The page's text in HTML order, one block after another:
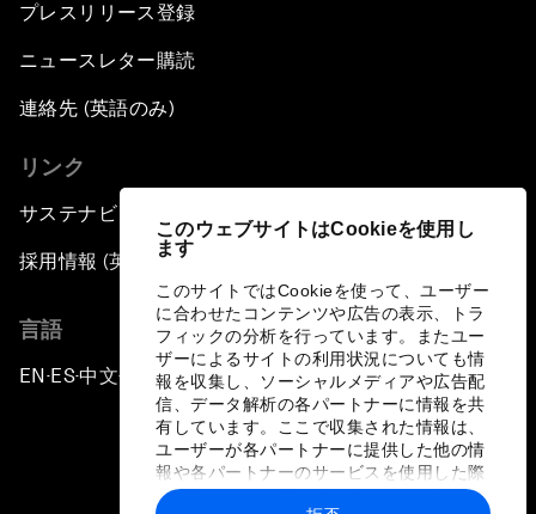
このウェブサイトはCookieを使用し
ます
このサイトではCookieを使って、ユーザー
に合わせたコンテンツや広告の表示、トラ
フィックの分析を行っています。またユー
ザーによるサイトの利用状況についても情
報を収集し、ソーシャルメディアや広告配
信、データ解析の各パートナーに情報を共
有しています。ここで収集された情報は、
ユーザーが各パートナーに提供した他の情
報や各パートナーのサービスを使用した際
に収集された情報と組み合わされ、各パー
プレスリリース登録
ニュースレター購読
連絡先 (英語のみ)
リンク
サステナビリティへの取り組み
採用情報 (英語のみ)
言語
EN ▪ES▪中文▪ 日本語